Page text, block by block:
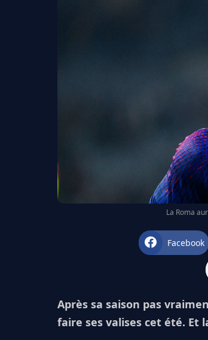
La Roma
Facebook
Après sa saison pas
faire ses valises cet été. Et